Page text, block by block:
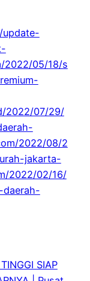
update-
2022/05/18/s
2022/07/29/
2022/08/2
jakarta-
2022/02/16/
daerah-
SIAP